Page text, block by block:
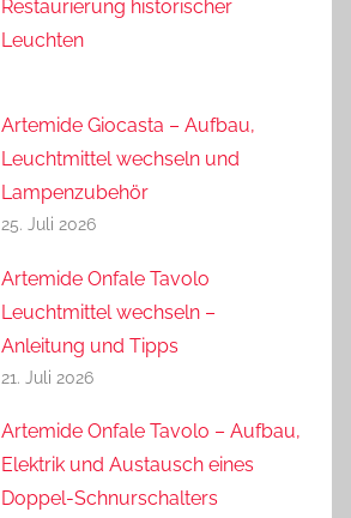
Restaurierung historischer
Leuchten
Artemide Giocasta – Aufbau,
Leuchtmittel wechseln und
Lampenzubehör
25. Juli 2026
Artemide Onfale Tavolo
Leuchtmittel wechseln –
Anleitung und Tipps
21. Juli 2026
Artemide Onfale Tavolo – Aufbau,
Elektrik und Austausch eines
Doppel-Schnurschalters